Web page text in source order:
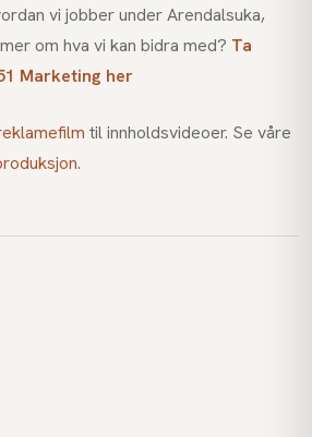
vi jobber under Arendalsuka,
om hva vi kan bidra med? Ta
Marketing her
til innholdsvideoer. Se våre
.